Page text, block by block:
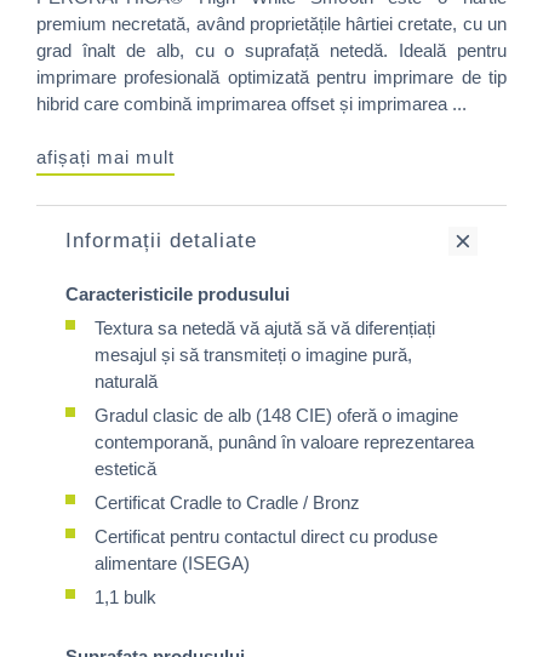
premium necretată, având proprietățile hârtiei cretate, cu un
grad înalt de alb, cu o suprafață netedă. Ideală pentru
imprimare profesională optimizată pentru imprimare de tip
hibrid care combină imprimarea offset și imprimarea ...
afișați mai mult
Informații detaliate
Caracteristicile produsului
Textura sa netedă vă ajută să vă diferențiați
mesajul și să transmiteți o imagine pură,
naturală
Gradul clasic de alb (148 CIE) oferă o imagine
contemporană, punând în valoare reprezentarea
estetică
Certificat Cradle to Cradle / Bronz
Certificat pentru contactul direct cu produse
alimentare (ISEGA)
1,1 bulk